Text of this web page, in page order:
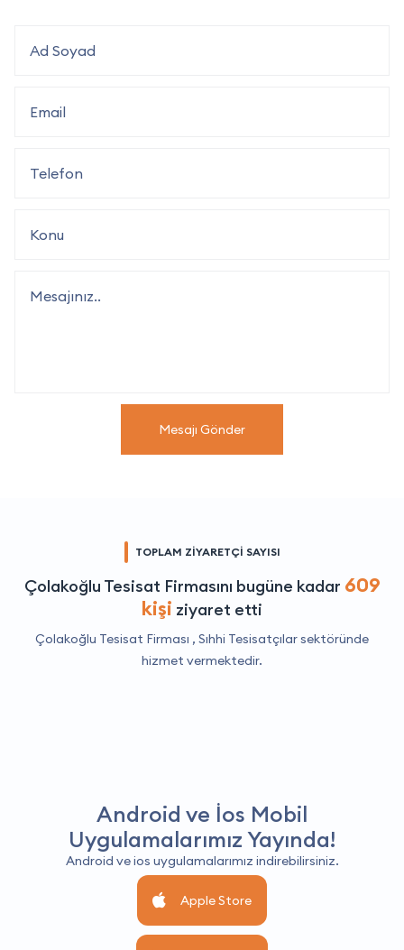
Mesajı Gönder
TOPLAM ZİYARETÇİ SAYISI
Çolakoğlu Tesisat Firmasını bugüne kadar 609
kişi ziyaret etti
Çolakoğlu Tesisat Firması , Sıhhi Tesisatçılarsektöründe
hizmet vermektedir.
Android ve İos Mobil
Uygulamalarımız Yayında!
Android ve ios uygulamalarımız indirebilirsiniz.
Apple Store